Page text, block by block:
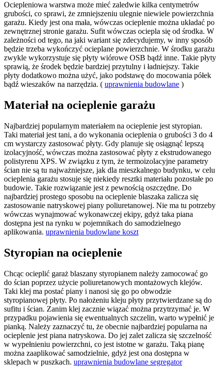
Ociepleniowa warstwa może mieć zaledwie kilka centymetrów
grubości, co sprawi, że zmniejszeniu ulegnie niewiele powierzchnia
garażu. Kiedy jest ona mała, wówczas ocieplenie można układać po
zewnętrznej stronie garażu. Sufit wówczas ociepla się od środka. W
zależności od tego, na jaki wariant się zdecydujemy, w inny sposób
będzie trzeba wykończyć ocieplane powierzchnie. W środku garażu
zwykle wykorzystuje się płyty wiórowe OSB bądź inne. Takie płyty
sprawią, że środek będzie bardziej przytulny i ładniejszy. Takie
płyty dodatkowo można użyć, jako podstawę do mocowania półek
bądź wieszaków na narzędzia. ( uprawnienia budowlane )
Materiał na ocieplenie garażu
Najbardziej popularnym materiałem na ocieplenie jest styropian.
Taki materiał jest tani, a do wykonania ocieplenia o grubości 3 do 4
cm wystarczy zastosować płyty. Gdy planuje się osiągnąć lepszą
izolacyjność, wówczas można zastosować płyty z ekstrudowanego
polistyrenu XPS. W związku z tym, że termoizolacyjne parametry
ścian nie są tu najważniejsze, jak dla mieszkalnego budynku, w celu
ocieplenia garażu stosuje się niekiedy resztki materiału pozostałe po
budowie. Takie rozwiązanie jest z pewnością oszczędne. Do
najbardziej prostego sposobu na ocieplenie blaszaka zalicza się
zastosowanie natryskowej piany poliuretanowej. Nie ma tu potrzeby
wówczas wynajmować wykonawczej ekipy, gdyż taka piana
dostępna jest na rynku w pojemnikach do samodzielnego
aplikowania. uprawnienia budowlane koszt
Styropian na ocieplenie
Chcąc ocieplić garaż blaszany styropianem należy zamocować go
do ścian poprzez użycie poliuretanowych montażowych klejów.
Taki klej ma postać piany i nanosi się go po obwodzie
styropianowej płyty. Po nałożeniu kleju płyty przytwierdzane są do
sufitu i ścian. Zanim klej zacznie wiązać można przytrzymać je. W
przypadku pojawienia się ewentualnych szczelin, warto wypełnić je
pianką. Należy zaznaczyć tu, że obecnie najbardziej popularna na
ocieplenie jest piana natryskowa. Do jej zalet zalicza się szczelność
w wypełnieniu powierzchni, co jest istotne w garażu. Taką pianę
można zaaplikować samodzielnie, gdyż jest ona dostępna w
sklepach w puszkach. uprawnienia budowlane segregator